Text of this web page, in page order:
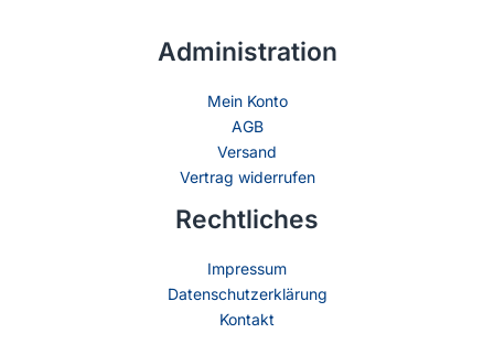
Administration
Mein Konto
AGB
Versand
Vertrag widerrufen
Rechtliches
Impressum
Datenschutzerklärung
Kontakt